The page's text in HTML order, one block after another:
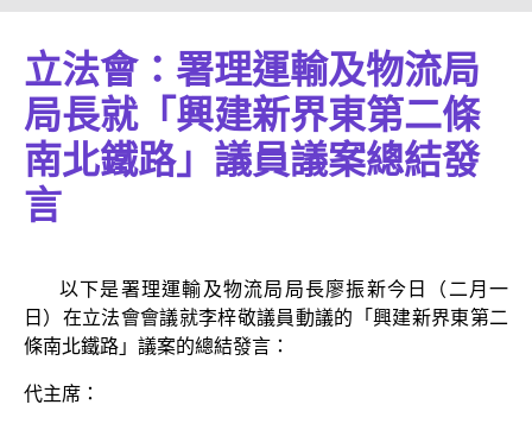
立法會：署理運輸及物流局
局長就「興建新界東第二條
南北鐵路」議員議案總結發
言
以下是署理運輸及物流局局長廖振新今日（二月一
日）在立法會會議就李梓敬議員動議的「興建新界東第二
條南北鐵路」議案的總結發言：
代主席：